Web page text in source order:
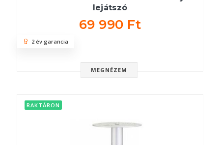
lejátszó
69 990 Ft
MEGNÉZEM
2 év garancia
RAKTÁRON